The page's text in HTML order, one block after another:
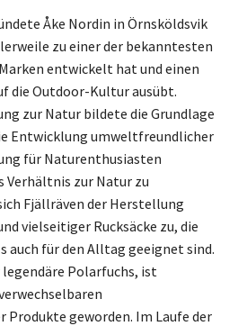
Åke Nordin in Örnsköldsvik
zu einer der bekanntesten
entwickelt hat und einen
die Outdoor-Kultur ausübt.
zur Natur bildete die Grundlage
Entwicklung umweltfreundlicher
für Naturenthusiasten
Verhältnis zur Natur zu
Fjällräven der Herstellung
vielseitiger Rucksäcke zu, die
auch für den Alltag geeignet sind.
Polarfuchs, ist
Produkte geworden. Im Laufe der